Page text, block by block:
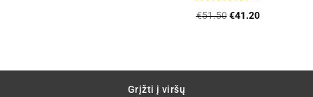
Įvertinimas:
€51.50 Original
€41.20Current
Grįžti į viršų